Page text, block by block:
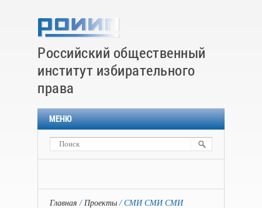
Российский общественный
институт избирательного
права
МЕНЮ
Главная Проекты СМИ СМИ СМИ